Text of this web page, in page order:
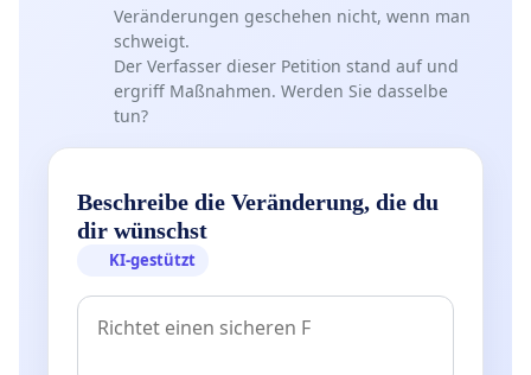
Veränderungen geschehen nicht, wenn man
schweigt.
Der Verfasser dieser Petition stand auf und
ergriff Maßnahmen. Werden Sie dasselbe
tun?
Beschreibe die Veränderung, die du
dir wünschst
KI-gestützt